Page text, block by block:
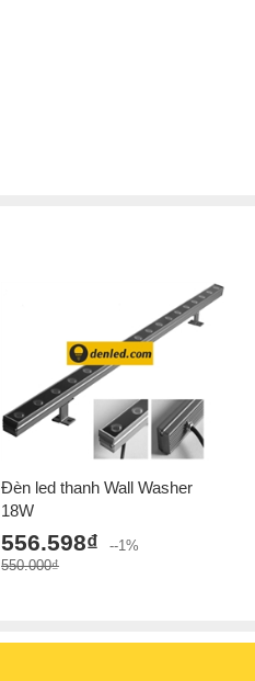
Đèn led thanh Wall Washer
18W
556.598₫
--1%
550.000₫